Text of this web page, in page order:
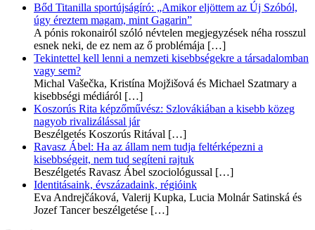
Bőd Titanilla sportújságíró: „Amikor eljöttem az Új Szóból,
úgy éreztem magam, mint Gagarin”
A pónis rokonairól szóló névtelen megjegyzések néha rosszul
esnek neki, de ez nem az ő problémája […]
Tekintettel kell lenni a nemzeti kisebbségekre a társadalomban
vagy sem?
Michal Vašečka, Kristína Mojžišová és Michael Szatmary a
kisebbségi médiáról […]
Koszorús Rita képzőművész: Szlovákiában a kisebb közeg
nagyob rivalizálással jár
Beszélgetés Koszorús Ritával […]
Ravasz Ábel: Ha az állam nem tudja feltérképezni a
kisebbségeit, nem tud segíteni rajtuk
Beszélgetés Ravasz Ábel szociológussal […]
Identitásaink, évszázadaink, régióink
Eva Andrejčáková, Valerij Kupka, Lucia Molnár Satinská és
Jozef Tancer beszélgetése […]